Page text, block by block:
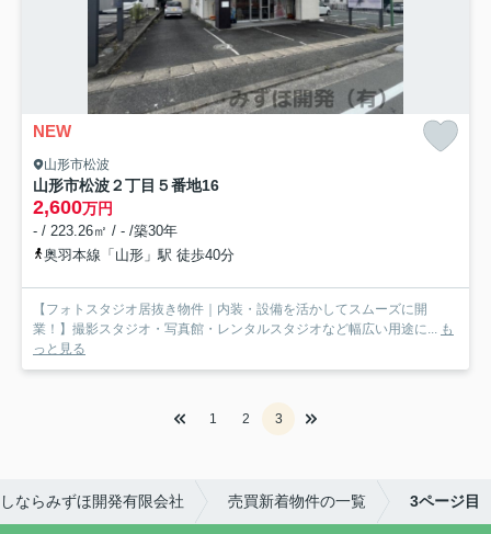
NEW
山形市松波
山形市松波２丁目５番地16
2,600万円
- / 223.26㎡ / - /築30年
奥羽本線「山形」駅 徒歩40分
【フォトスタジオ居抜き物件｜内装・設備を活かしてスムーズに開
業！】撮影スタジオ・写真館・レンタルスタジオなど幅広い用途に... も
っと見る
1 2 3
ならみずほ開発有限会社 売買新着物件の一覧 3ページ目